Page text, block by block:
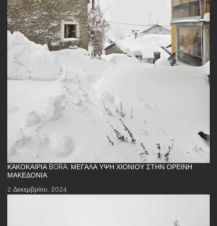
ΚΑΚΟΚΑΙΡΊΑ BORA: ΜΕΓΆΛΑ ΎΨΗ ΧΙΟΝΙΟΎ ΣΤΗΝ ΟΡΕΙΝΉ
ΜΑΚΕΔΟΝΊΑ
2 Δεκεμβρίου, 2024